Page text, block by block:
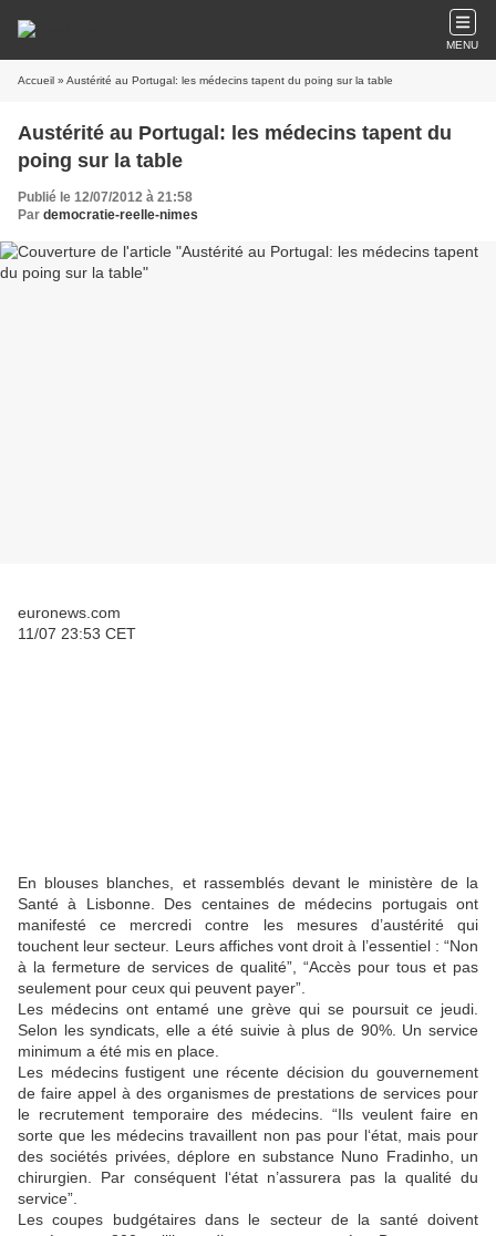
MENU
Accueil » Austérité au Portugal: les médecins tapent du poing sur la table
Austérité au Portugal: les médecins tapent du
poing sur la table
Publié le 12/07/2012 à 21:58
Par democratie-reelle-nimes
euronews.com
11/07 23:53 CET
En blouses blanches, et rassemblés devant le ministère de la
Santé à Lisbonne. Des centaines de médecins portugais ont
manifesté ce mercredi contre les mesures d’austérité qui
touchent leur secteur. Leurs affiches vont droit à l’essentiel : “Non
à la fermeture de services de qualité”, “Accès pour tous et pas
seulement pour ceux qui peuvent payer”.
Les médecins ont entamé une grève qui se poursuit ce jeudi.
Selon les syndicats, elle a été suivie à plus de 90%. Un service
minimum a été mis en place.
Les médecins fustigent une récente décision du gouvernement
de faire appel à des organismes de prestations de services pour
le recrutement temporaire des médecins. “Ils veulent faire en
sorte que les médecins travaillent non pas pour l‘état, mais pour
des sociétés privées, déplore en substance Nuno Fradinho, un
chirurgien. Par conséquent l‘état n’assurera pas la qualité du
service”.
Les coupes budgétaires dans le secteur de la santé doivent